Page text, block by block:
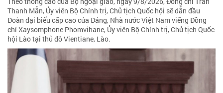
Thanh Mẫn, Ủy viên Bộ Chính trị, Chủ tịch Quốc hội sẽ dẫn đầu
Đoàn đại biểu cấp cao của Đảng, Nhà nước Việt Nam viếng Đồng
chí Xaysomphone Phomvihane, Ủy viên Bộ Chính trị, Chủ tịch Quốc
hội Lào tại thủ đô Vientiane, Lào.